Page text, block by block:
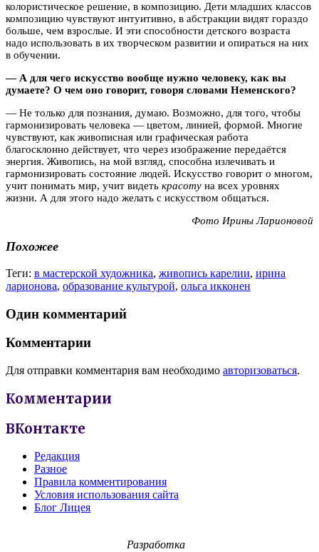
колористическое решение, в композицию. Дети младших классов
композицию чувствуют интуитивно, в абстракции видят гораздо
больше, чем взрослые. И эти способности детского возраста
надо использовать в их творческом развитии и опираться на них
в обучении.
— А для чего искусство вообще нужно человеку, как вы
думаете? О чем оно говорит, говоря словами Неменского?
— Не только для познания, думаю. Возможно, для того, чтобы
гармонизировать человека — цветом, линией, формой. Многие
чувствуют, как живописная или графическая работа
благосклонно действует, что через изображение передаётся
энергия. Живопись, на мой взгляд, способна излечивать и
гармонизировать состояние людей. Искусство говорит о многом,
учит понимать мир, учит видеть красоту на всех уровнях
жизни. А для этого надо желать с искусством общаться.
Фото Ирины Ларионовой
Похожее
Теги: в мастерской художника, живопись карелии, ирина
ларионова, образование культурой, ольга икконен
Один комментарий
Комментарии
Для отправки комментария вам необходимо авторизоваться.
Комментарии
ВКонтакте
Редакция
Разное
Правила комментирования
Условия использования сайта
Блог Лицея
Разработка